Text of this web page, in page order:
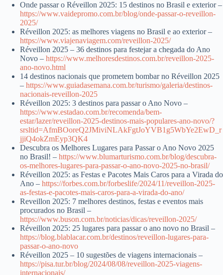
Onde passar o Réveillon 2025: 15 destinos no Brasil e exterior –
https://www.vaidepromo.com.br/blog/onde-passar-o-reveillon-
2025/
Réveillon 2025: as melhores viagens no Brasil e ao exterior –
https://www.viajenaviagem.com/reveillon-2025/
Réveillon 2025 – 36 destinos para festejar a chegada do Ano
Novo – https://www.melhoresdestinos.com.br/reveillon-2025-
ano-novo.html
14 destinos nacionais que prometem bombar no Réveillon 2025
– https://www.guiadasemana.com.br/turismo/galeria/destinos-
nacionais-reveillon-2025
Réveillon 2025: 3 destinos para passar o Ano Novo –
https://www.estadao.com.br/recomenda/bem-
estar/lazer/reveillon-2025-destinos-mais-populares-ano-novo/?
srsltid=AfmBOoreQ2JMiviNLAkFgtJoYVB1g5WbYe2EwD_r
jjiQ4okZmEyp3QK4
Descubra os Melhores Lugares para Passar o Ano Novo 2025
no Brasil! – https://www.blumarturismo.com.br/blog/descubra-
os-melhores-lugares-para-passar-o-ano-novo-2025-no-brasil/
Réveillon 2025: as Festas e Pacotes Mais Caros para a Virada do
Ano – https://forbes.com.br/forbeslife/2024/11/reveillon-2025-
as-festas-e-pacotes-mais-caros-para-a-virada-do-ano/
Reveillon 2025: 7 melhores destinos, festas e eventos mais
procurados no Brasil –
https://www.buson.com.br/noticias/dicas/reveillon-2025/
Réveillon 2025: 25 lugares para passar o ano novo no Brasil –
https://blog.blablacar.com.br/destinos/reveillon-lugares-para-
passar-o-ano-novo
Réveillon 2025 – 10 sugestões de viagens internacionais –
https://pisa.tur.br/blog/2024/08/08/reveillon-2025-viagens-
internacionais/